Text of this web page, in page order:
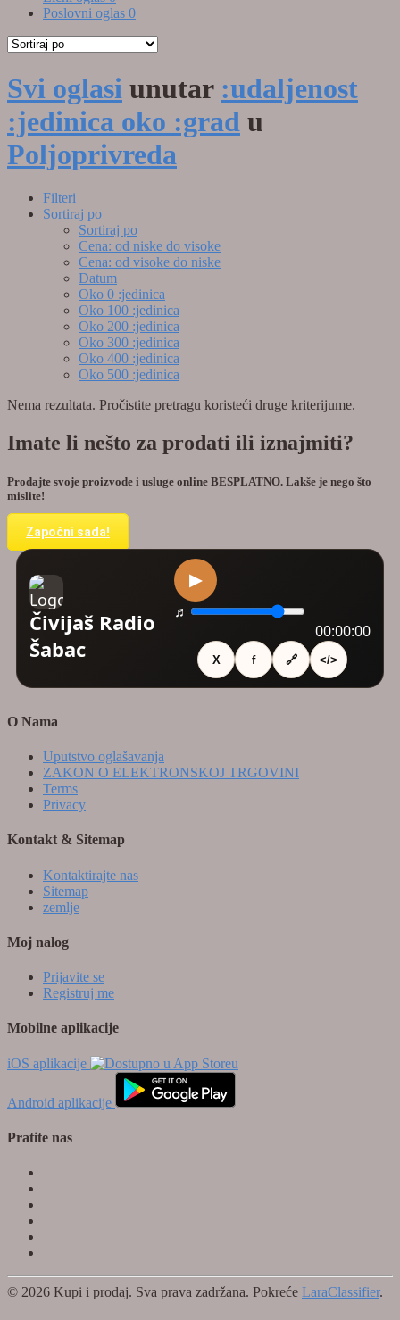
Poslovni oglas 0
Svi oglasi unutar :udaljenost
:jedinica oko :grad u
Poljoprivreda
Filteri
Sortiraj po
Sortiraj po
Cena: od niske do visoke
Cena: od visoke do niske
Datum
Oko 0 :jedinica
Oko 100 :jedinica
Oko 200 :jedinica
Oko 300 :jedinica
Oko 400 :jedinica
Oko 500 :jedinica
Nema rezultata. Pročistite pretragu koristeći druge kriterijume.
Imate li nešto za prodati ili iznajmiti?
Prodajte svoje proizvode i usluge online BESPLATNO. Lakše je nego što
mislite!
Započni sada!
O Nama
Uputstvo oglašavanja
ZAKON O ELEKTRONSKOJ TRGOVINI
Terms
Privacy
Kontakt & Sitemap
Kontaktirajte nas
Sitemap
zemlje
Moj nalog
Prijavite se
Registruj me
Mobilne aplikacije
iOS aplikacije
Android aplikacije
Pratite nas
© 2026 Kupi i prodaj. Sva prava zadržana. Pokreće LaraClassifier.